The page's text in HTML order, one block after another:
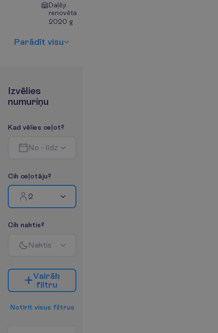
Daļēji
renovēta
2020 g
Parādīt visu
Izvēlies
numuriņu
Kad vēlies ceļot?
No - līdz
Cik ceļotāju?
2
Cik naktis?
Naktis
Vairāk
filtru
Notīrīt visus filtrus